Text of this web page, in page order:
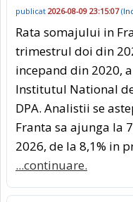
publicat 2026-08-09 23:15:07(
Rata somajului in
trimestrul doi din
incepand din 2020,
Institutul National
DPA. Analistii se
Franta sa ajunga la
2026, de la 8,1% in
...continuare.